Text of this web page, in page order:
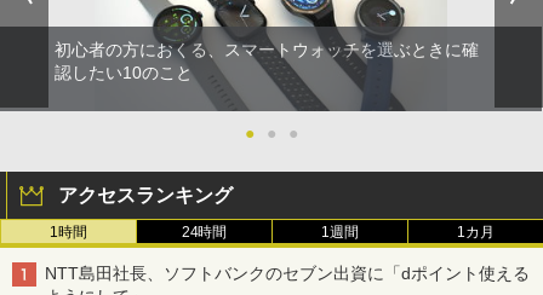
初心者の方におくる、スマートウォッチを選ぶときに確
認したい10のこと
● ● ●
アクセスランキング
1時間 24時間 1週間 1カ月
NTT島田社長、ソフトバンクのセブン出資に「dポイント使える